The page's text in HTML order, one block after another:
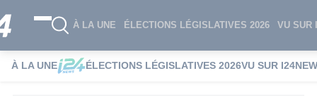
À LA UNE ÉLECTIONS LÉGISLATIVES 2026 VU SUR
À LA UNE ÉLECTIONS LÉGISLATIVES 2026VU SUR